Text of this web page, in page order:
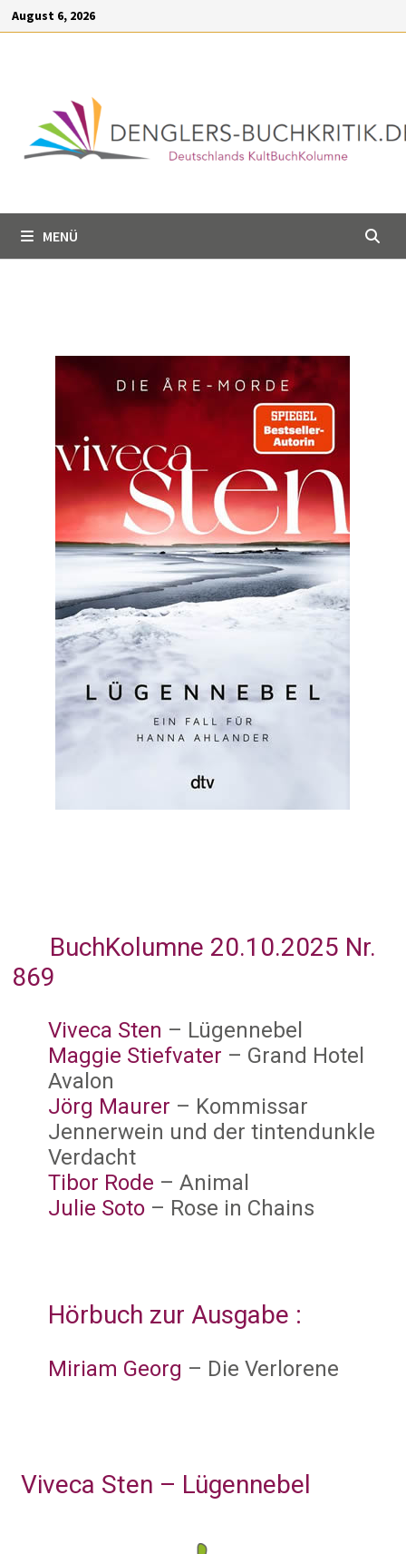
springen
August 6, 2026
MENÜ
BuchKolumne 20.10.2025 Nr.
869
Viveca Sten – Lügennebel
Maggie Stiefvater – Grand Hotel
Avalon
Jörg Maurer – Kommissar
Jennerwein und der tintendunkle
Verdacht
Tibor Rode – Animal
Julie Soto – Rose in Chains
Hörbuch zur Ausgabe :
Miriam Georg – Die Verlorene
Viveca Sten – Lügennebel